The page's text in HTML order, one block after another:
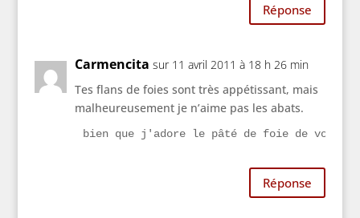
Réponse
Carmencita sur 11 avril 2011 à 18 h 26 min
Tes flans de foies sont très appétissant, mais
malheureusement je n’aime pas les abats.
bien que j'adore le pâté de foie de
Réponse